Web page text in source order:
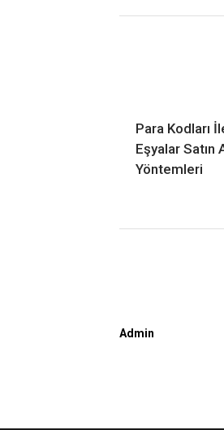
Para Kodları
Eşyalar Satın
Yöntemleri
Admin